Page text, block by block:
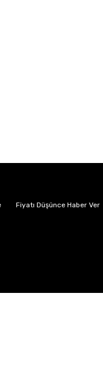
Fiyatı Düşünce Haber Ver